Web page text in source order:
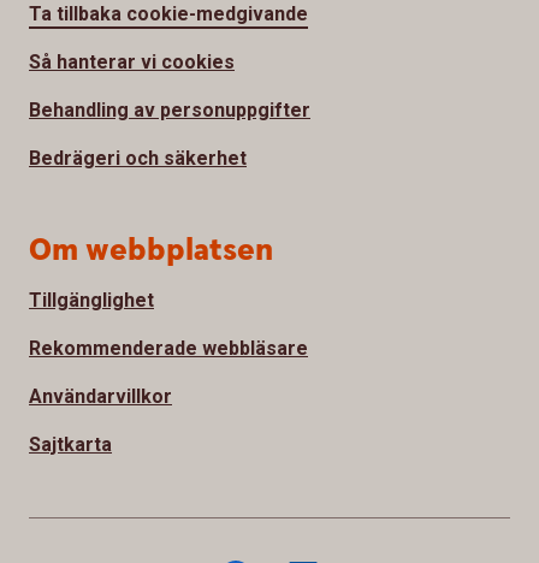
Ta tillbaka cookie-medgivande
Så hanterar vi cookies
Behandling av personuppgifter
Bedrägeri och säkerhet
Om webbplatsen
Tillgänglighet
Rekommenderade webbläsare
Användarvillkor
Sajtkarta